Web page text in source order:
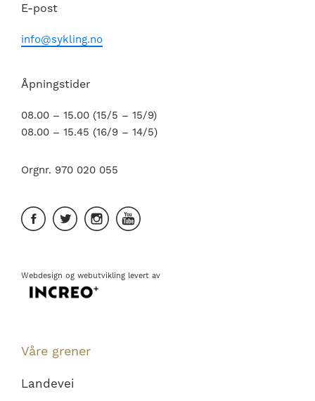
E-post
info@sykling.no
Åpningstider
08.00 – 15.00 (15/5 – 15/9)
08.00 – 15.45 (16/9 – 14/5)
Orgnr. 970 020 055
Webdesign og webutvikling levert av
Våre grener
Landevei